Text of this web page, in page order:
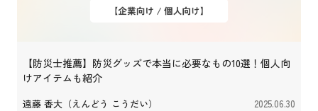
【防災士推薦】防災グッズで本当に必要なもの10選！個人向
けアイテムも紹介
遠藤 香大（えんどう こうだい） 2025.06.30